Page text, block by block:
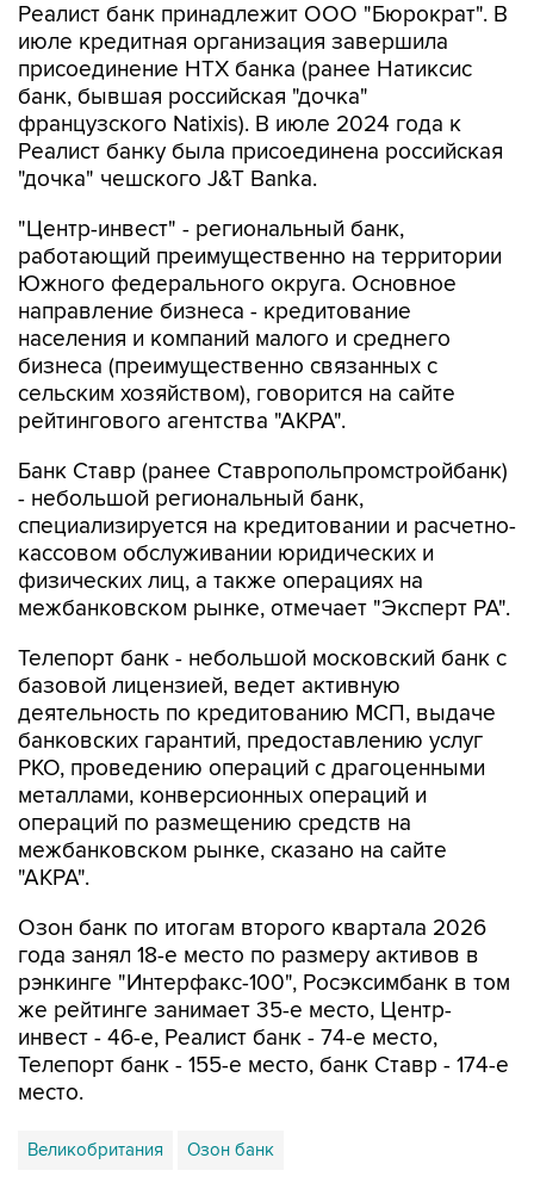
Реалист банк принадлежит ООО "Бюрократ". В
июле кредитная организация завершила
присоединение НТХ банка (ранее Натиксис
банк, бывшая российская "дочка"
французского Natixis). В июле 2024 года к
Реалист банку была присоединена российская
"дочка" чешского J&T Banka.
"Центр-инвест" - региональный банк,
работающий преимущественно на территории
Южного федерального округа. Основное
направление бизнеса - кредитование
населения и компаний малого и среднего
бизнеса (преимущественно связанных с
сельским хозяйством), говорится на сайте
рейтингового агентства "АКРА".
Банк Ставр (ранее Ставропольпромстройбанк)
- небольшой региональный банк,
специализируется на кредитовании и расчетно-
кассовом обслуживании юридических и
физических лиц, а также операциях на
межбанковском рынке, отмечает "Эксперт РА".
Телепорт банк - небольшой московский банк с
базовой лицензией, ведет активную
деятельность по кредитованию МСП, выдаче
банковских гарантий, предоставлению услуг
РКО, проведению операций с драгоценными
металлами, конверсионных операций и
операций по размещению средств на
межбанковском рынке, сказано на сайте
"АКРА".
Озон банк по итогам второго квартала 2026
года занял 18-е место по размеру активов в
рэнкинге "Интерфакс-100", Росэксимбанк в том
же рейтинге занимает 35-е место, Центр-
инвест - 46-е, Реалист банк - 74-е место,
Телепорт банк - 155-е место, банк Ставр - 174-е
место.
Великобритания Озон банк